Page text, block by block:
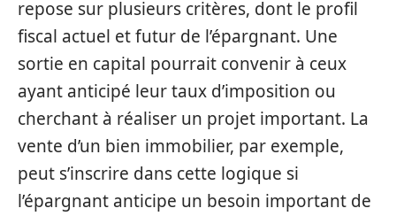
repose sur plusieurs critères, dont le profil
fiscal actuel et futur de l’épargnant. Une
sortie en capital pourrait convenir à ceux
ayant anticipé leur taux d’imposition ou
cherchant à réaliser un projet important. La
vente d’un bien immobilier, par exemple,
peut s’inscrire dans cette logique si
l’épargnant anticipe un besoin important de